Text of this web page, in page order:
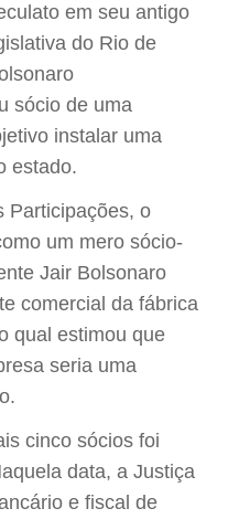
em seu antigo
do Rio de
sócio de uma
instalar uma
estado.
Participações, o
um mero sócio-
Jair Bolsonaro
comercial da fábrica
qual estimou que
seria uma
cinco sócios foi
data, a Justiça
e fiscal de